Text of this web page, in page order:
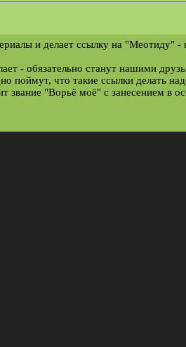
и делает ссылку на "Меотиду" -
- обязательно станут нашими
поймут, что такие ссылки делать
звание "Ворьё моё" с занесением в